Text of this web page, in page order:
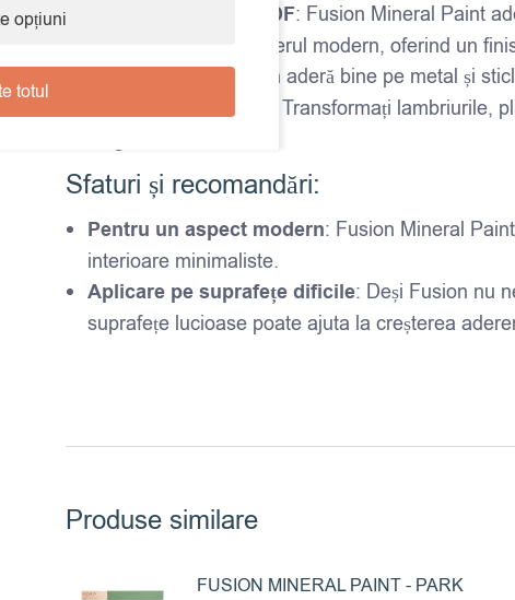
PAL melaminat și MDF: Fusion Mineral Paint
a reîmprospăta mobilierul modern, oferind un
: Fusion aderă bine pe metal și
Accesorii interioare
: Transformați lambriurile,
Sfaturi și recomandări:
Pentru un aspect modern: Fusion Mineral
interioare minimaliste.
Aplicare pe suprafețe dificile: Deși Fusion nu
suprafețe lucioase poate ajuta la creșterea
Produse similare
FUSION MINERAL PAINT - PARK
opțiuni
totul